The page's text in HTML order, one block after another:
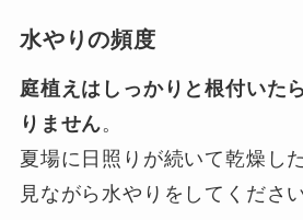
水やりの頻度
庭植えはしっかりと根付いた
りません。
夏場に日照りが続いて乾燥し
見ながら水やりをしてください